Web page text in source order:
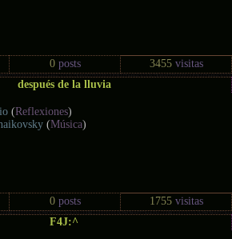
0posts 3455visitas
después de la lluvia
(Reflexiones)
(Música)
0posts 1755visitas
F4J:^